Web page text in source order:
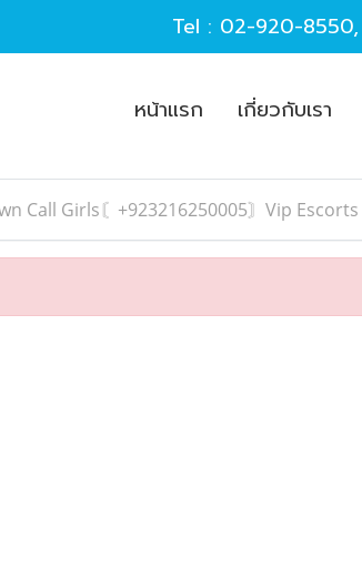
Tel : 02-920-8550,
หน้าแรก เกี่ยวกับเรา
Call Girls〘+923216250005〙Vip